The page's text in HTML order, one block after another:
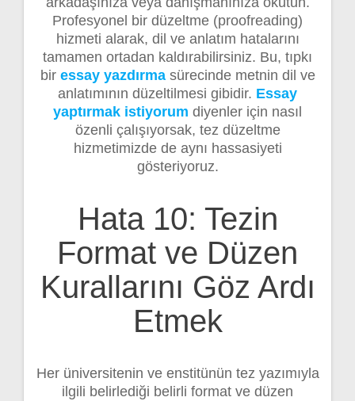
Profesyonel bir düzeltme (proofreading)
hizmeti alarak, dil ve anlatım hatalarını
tamamen ortadan kaldırabilirsiniz. Bu, tıpkı
bir essay yazdırmasürecinde metnin dil ve
anlatımının düzeltilmesi gibidir. Essay
yaptırmak istiyorum diyenler için nasıl
özenli çalışıyorsak, tez düzeltme
hizmetimizde de aynı hassasiyeti
gösteriyoruz.
Hata 10: Tezin
Format ve Düzen
Kurallarını Göz Ardı
Etmek
Her üniversitenin ve enstitünün tez yazımıyla
ilgili belirlediği belirli format ve düzen